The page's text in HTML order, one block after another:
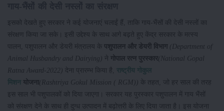
इसको देखते हुए सरकार ने कई योजनाएं चलाईं हैं, ताकि गाय-भैंसों की देसी नस्लों का
संरक्षण किया जा सके। इसी उद्देश्य के साथ आगे बढ़ते हुए केंद्र सरकार के मत्स्य
पालन, पशुपालन और डेयरी मंत्रालय के पशुपालन और डेयरी विभाग (Department of
Animal Husbandry and Dairying) ने गोपाल रत्न पुरस्कार(National Gopal
Ratna Award-2022) देना प्रारम्भ किया है, राष्ट्रीय गोकुल
मिशन योजना(Rashtriya Gokul Mission ( RGM)) के तहत, जो हर साल की तरह
इस साल भी पशुपालकों को दिया जाएगा। सरकार यह पुरस्कार पशुपालन में गाय भैंसों
को संरक्षण देने के साथ ही दुग्ध उत्पादन में बढ़ोत्तरी के लिए दिया जाता है। इस योजना